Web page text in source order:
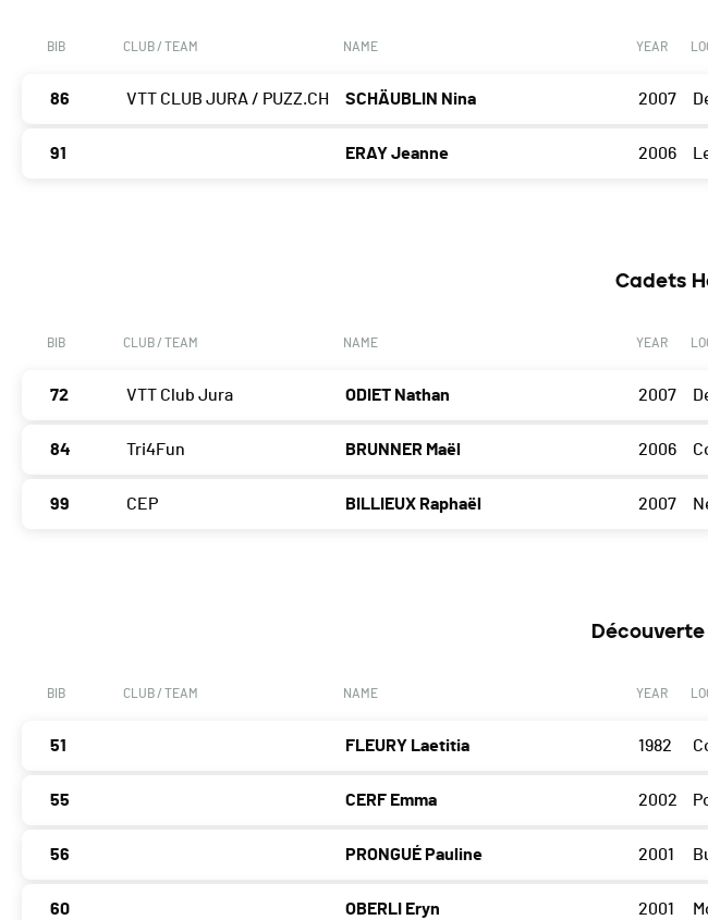
BIB CLUB / TEAM NAME YEAR
86 VTT CLUB JURA / PUZZ.CH SCHÄUBLIN Nina 2007
91 ERAY Jeanne 2006
Cadets
BIB CLUB / TEAM NAME YEAR
72 VTT Club Jura ODIET Nathan 2007
84 Tri4Fun BRUNNER Maël 2006
99 CEP BILLIEUX Raphaël 2007
Découverte
BIB CLUB / TEAM NAME YEAR
51 FLEURY Laetitia 1982
55 CERF Emma 2002
56 PRONGUÉ Pauline 2001
60 OBERLI Eryn 2001